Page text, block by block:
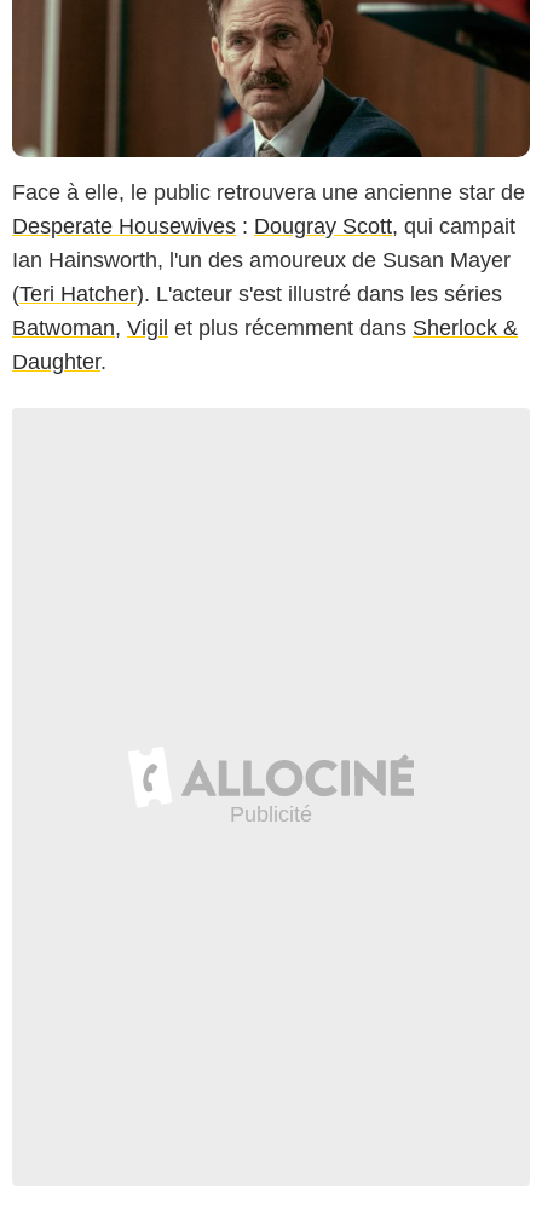
Face à elle, le public retrouvera une ancienne star de
Desperate Housewives : Dougray Scott, qui campait
Ian Hainsworth, l'un des amoureux de Susan Mayer
(Teri Hatcher). L'acteur s'est illustré dans les séries
Batwoman, Vigil et plus récemment dans Sherlock &
Daughter.